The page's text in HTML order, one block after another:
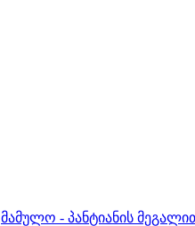
მამულო - პანტიანის